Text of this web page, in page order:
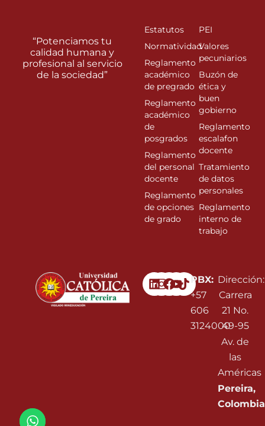
Linkedin
Instagram
Facebook
Youtube
PBX:
+57
606
3124000
Dirección:
Carrera
21 No.
49-95
Av. de
las
Américas
Pereira,
Colombia
“Potenciamos tu
calidad humana y
profesional al servicio
de la sociedad”
Estatutos
Normatividad
Reglamento
académico
de pregrado
Reglamento
académico
de
posgrados
Reglamento
del personal
docente
Reglamento
de opciones
de grado
PEI
Valores
pecuniarios
Buzón de
ética y
buen
gobierno
Reglamento
escalafon
docente
Tratamiento
de datos
personales
Reglamento
interno de
trabajo